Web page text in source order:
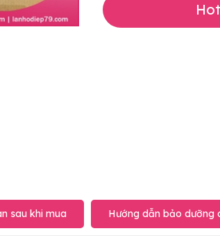
sau khi mua Hướng dẫn bảo dưỡng